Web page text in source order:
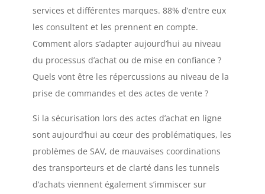
services et différentes marques. 88% d’entre eux
les consultent et les prennent en compte.
Comment alors s’adapter aujourd’hui au niveau
du processus d’achat ou de mise en confiance ?
Quels vont être les répercussions au niveau de la
prise de commandes et des actes de vente ?
Si la sécurisation lors des actes d’achat en ligne
sont aujourd’hui au cœur des problématiques, les
problèmes de SAV, de mauvaises coordinations
des transporteurs et de clarté dans les tunnels
d’achats viennent également s’immiscer sur